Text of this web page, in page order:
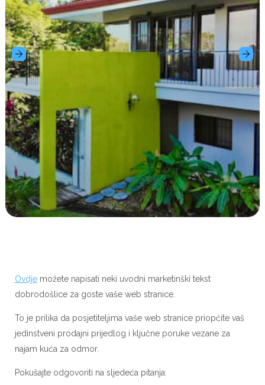
Ovdjemožete napisati neki uvodni marketinški tekst
dobrodošlice za goste vaše web stranice.
To je prilika da posjetiteljima vaše web stranice priopćite vaš
jedinstveni prodajni prijedlog i ključne poruke vezane za
najam kuća za odmor.
Pokušajte odgovoriti na sljedeća pitanja: